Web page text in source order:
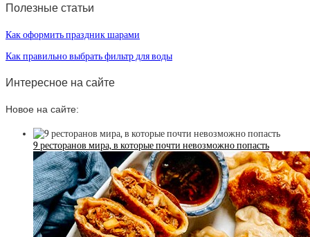
Полезные статьи
Как оформить праздник шарами
Как правильно выбрать фильтр для воды
Интересное на сайте
Новое на сайте:
9 ресторанов мира, в которые почти невозможно попасть